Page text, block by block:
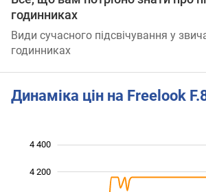
годинниках
Види сучасного підсвічування у
годинниках
Динаміка цін на Freelook
4 200
4 400